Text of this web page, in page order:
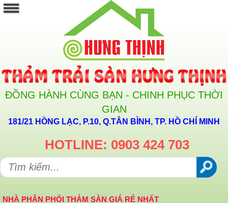
ĐỒNG HÀNH CÙNG BẠN - CHINH PHỤC THỜI
GIAN
181/21 HỒNG LẠC, P.10, Q.TÂN BÌNH, TP. HỒ CHÍ MINH
HOTLINE: 0903 424 703
NHÀ PHÂN PHỐI THẢM SÀN GIÁ RẺ NHẤT